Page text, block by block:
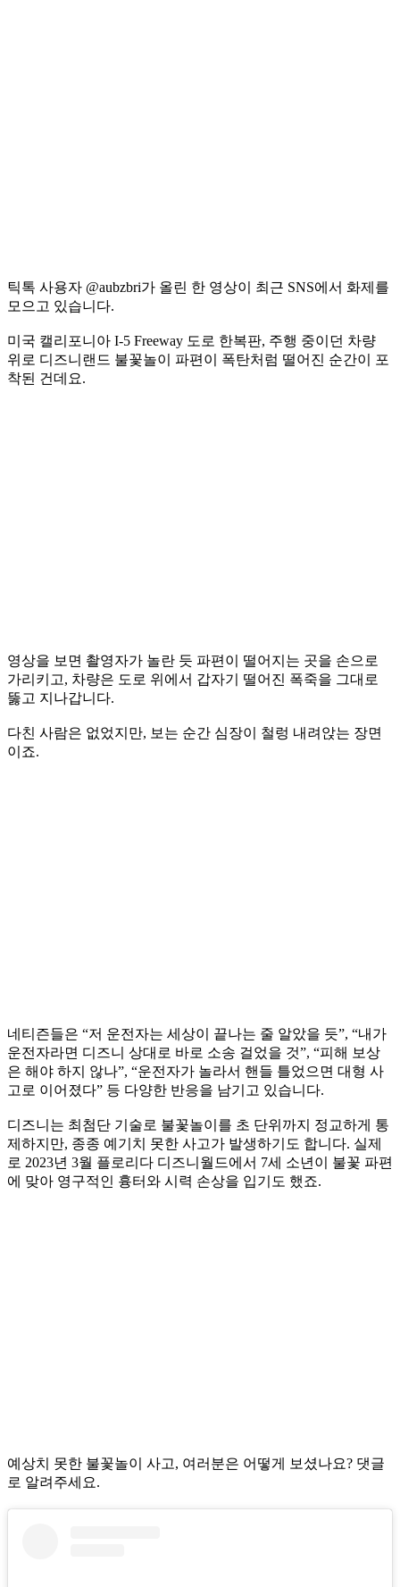
틱톡 사용자 @aubzbri가 올린 한 영상이 최근 SNS에서 화제를
모으고 있습니다.
미국 캘리포니아 I-5 Freeway 도로 한복판, 주행 중이던 차량
위로 디즈니랜드 불꽃놀이 파편이 폭탄처럼 떨어진 순간이 포
착된 건데요.
영상을 보면 촬영자가 놀란 듯 파편이 떨어지는 곳을 손으로
가리키고, 차량은 도로 위에서 갑자기 떨어진 폭죽을 그대로
뚫고 지나갑니다.
다친 사람은 없었지만, 보는 순간 심장이 철렁 내려앉는 장면
이죠.
네티즌들은 “저 운전자는 세상이 끝나는 줄 알았을 듯”, “내가
운전자라면 디즈니 상대로 바로 소송 걸었을 것”, “피해 보상
은 해야 하지 않나”, “운전자가 놀라서 핸들 틀었으면 대형 사
고로 이어졌다” 등 다양한 반응을 남기고 있습니다.
디즈니는 최첨단 기술로 불꽃놀이를 초 단위까지 정교하게 통
제하지만, 종종 예기치 못한 사고가 발생하기도 합니다. 실제
로 2023년 3월 플로리다 디즈니월드에서 7세 소년이 불꽃 파편
에 맞아 영구적인 흉터와 시력 손상을 입기도 했죠.
예상치 못한 불꽃놀이 사고, 여러분은 어떻게 보셨나요? 댓글
로 알려주세요.